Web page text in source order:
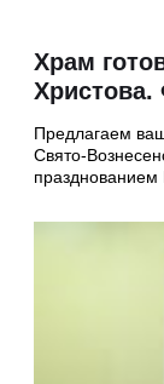
Храм
Христова.
Предлагаем
Свято-
празднованием